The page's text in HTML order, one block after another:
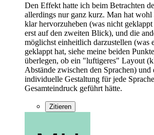
Den Effekt hatte ich beim Betrachten
allerdings nur ganz kurz. Man hat wohl
klar hervorzuheben (was nicht geklappt
erst auf den zweiten Blick), und die
möglichst einheitlich darzustellen (was
geklappt hat, siehe meine beiden
überlegen, ob ein "luftigeres" Layout
Abstände zwischen den Sprachen) und
individuelle Gestaltung für jede
Gesamteindruck geführt hätte.
Zitieren